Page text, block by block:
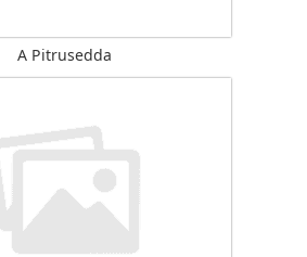
A Pitrusedda